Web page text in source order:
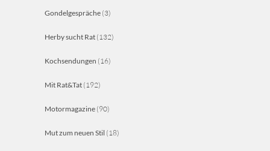
Gondelgespräche (3)
Herby sucht Rat (132)
Kochsendungen (16)
Mit Rat&Tat (192)
Motormagazine (90)
Mut zum neuen Stil (18)